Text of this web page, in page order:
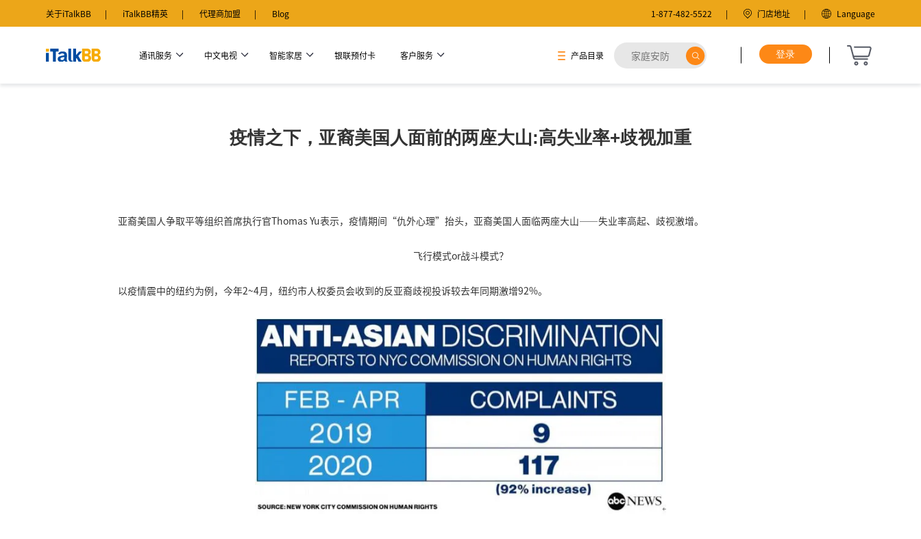
关于iTalkBB iTalkBB精英 代理商加盟 Blog 1-877-482-5522 门店地址 Language
通讯服务 中文电视 智能家居 银联预付卡 客户服务 产品目录
疫情之下，亚裔美国人面前的两座大山:高失业率+歧视加重
亚裔美国人争取平等组织首席执行官Thomas Yu表示，疫情期间“仇外心理”抬头，亚裔美国人面临两座大山——失业率高起、歧视激增。
飞行模式or战斗模式？
以疫情震中的纽约为例，今年2~4月，纽约市人权委员会收到的反亚裔歧视投诉较去年同期激增92%。